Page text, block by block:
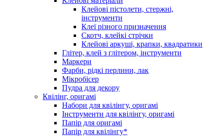
Клейові пістолети, стержні,
інструменти
Клеї різного призначення
Скотч, клейкі стрічки
Клейові аркуші, крапки, квадратики
Глітер, клей з глітером, інструменти
Маркери
Фарби, рідкі перлини, лак
Мікробісер
Пудра для декору
Квілінг, оригамі
Набори для квілінгу, оригамі
Інструменти для квілінгу, оригамі
Папір для оригамі
Папір для квілінгу*